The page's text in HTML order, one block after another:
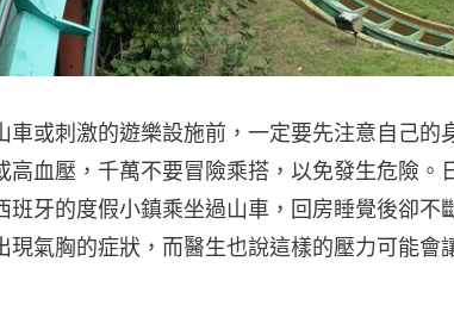
車或刺激的遊樂設施前，一定要先注意自己的
高血壓，千萬不要冒險乘搭，以免發生危險。
班牙的度假小鎮乘坐過山車，回房睡覺後卻不
現氣胸的症狀，而醫生也說這樣的壓力可能會